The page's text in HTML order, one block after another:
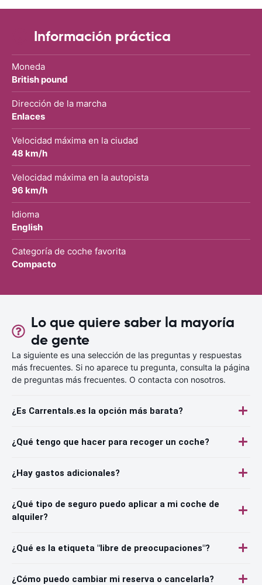
Información práctica
Moneda
British pound
Dirección de la marcha
Enlaces
Velocidad máxima en la ciudad
48 km/h
Velocidad máxima en la autopista
96 km/h
Idioma
English
Categoría de coche favorita
Compacto
Lo que quiere saber la mayoría
de gente
La siguiente es una selección de las preguntas y respuestas
más frecuentes. Si no aparece tu pregunta, consulta la página
de preguntas más frecuentes. O contacta con nosotros.
¿Es Carrentals.es la opción más barata?
¿Qué tengo que hacer para recoger un coche?
¿Hay gastos adicionales?
¿Qué tipo de seguro puedo aplicar a mi coche de
alquiler?
¿Qué es la etiqueta "libre de preocupaciones"?
¿Cómo puedo cambiar mi reserva o cancelarla?